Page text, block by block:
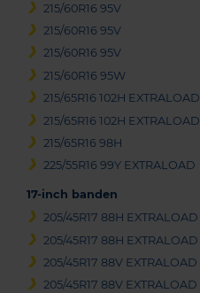
215/60R16 95V
215/60R16 95V
215/60R16 95V
215/60R16 95W
215/65R16 102H EXTRALOAD
215/65R16 102H EXTRALOAD
215/65R16 98H
225/55R16 99Y EXTRALOAD
17-inch banden
205/45R17 88H EXTRALOAD
205/45R17 88H EXTRALOAD
205/45R17 88V EXTRALOAD
205/45R17 88V EXTRALOAD